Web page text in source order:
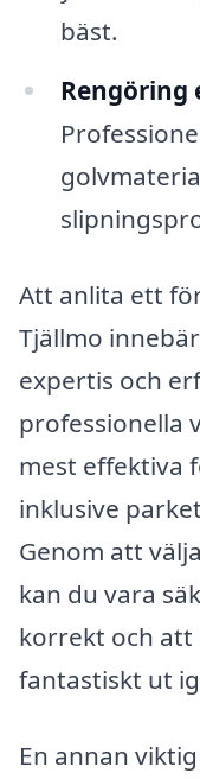
bäst.
Rengöring
Att anlita ett
Tjällmo
expertis och
professionella
mest effektiva
inklusive
Genom att
kan du vara
korrekt och
fantastiskt ut
En annan